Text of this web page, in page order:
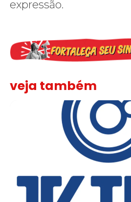
expressão.
veja também
Sindicato leva reivindicações à TV